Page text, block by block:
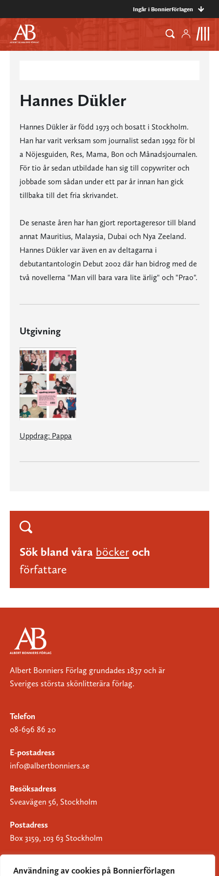
Användning av cookies på Bonnierförlagen
Ingår i Bonnierförlagen
Hannes Dükler
Hannes Dükler är född 1973 och bosatt i Stockholm.
Han har varit verksam som journalist sedan 1992 för bl
a Nöjesguiden, Res, Mama, Bon och Månadsjournalen.
För tio år sedan utbildade han sig till copywriter och
jobbade som sådan under ett par år innan han gick
tillbaka till det fria skrivandet.
De senaste åren har han gjort reportageresor till bland
annat Mauritius, Malaysia, Dubai och Nya Zeeland.
Hannes Dükler var även en av deltagarna i
debutantantologin Debut 2002 där han bidrog med de
två novellerna "Man vill bara vara lite ärlig" och "Prao".
Utgivning
Uppdrag: Pappa
Sök bland våra böcker och
författare
Albert Bonniers Förlag grundades 1837 och är
Sveriges största skönlitterära förlag.
Telefon
08-696 86 20
E-postadress
info@albertbonniers.se
Besöksadress
Sveavägen 56, Stockholm
Postadress
Box 3159, 103 63 Stockholm